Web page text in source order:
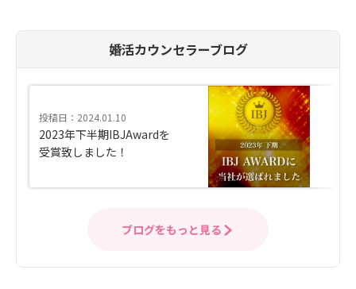
婚活カウンセラーブログ
投稿日：2024.01.10
2023年下半期IBJAwardを
受賞致しました！
ブログをもっと見る